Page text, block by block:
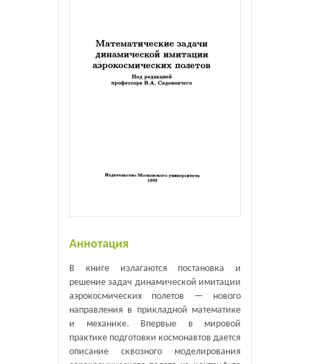
Аннотация
В книге излагаются постановка и
решение задач динамической имитации
аэрокосмических полетов — нового
направления в прикладной математике
и механике. Впервые в мировой
практике подготовки космонавтов дается
описание сквозного моделирования